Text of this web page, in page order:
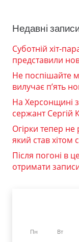
Недавні
Суботній хіт-
представили
Не поспішайте
вилучає п’ять
На Херсонщині
сержант Сергій
Огірки тепер не
який став
Після погоні в
отримати
Пн Вт